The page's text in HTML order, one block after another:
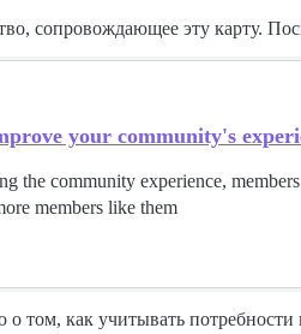
сопровождающее эту карту.
your community's
the community experience,
members like them
как учитывать потребности